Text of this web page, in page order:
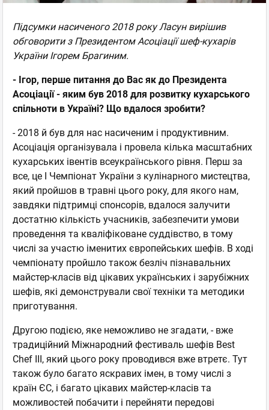
Підсумки насиченого 2018 року Ласун вирішив
обговорити з Президентом Асоціації шеф-кухарів
України Ігорем Брагиним.
- Ігор, перше питання до Вас як до Президента
Асоціації - яким був 2018 для розвитку кухарського
спільноти в Україні? Що вдалося зробити?
- 2018 й був для нас насиченим і продуктивним.
Асоціація організувала і провела кілька масштабних
кухарських івентів всеукраїнського рівня. Перш за
все, це І Чемпіонат України з кулінарного мистецтва,
який пройшов в травні цього року, для якого нам,
завдяки підтримці спонсорів, вдалося залучити
достатню кількість учасників, забезпечити умови
проведення та кваліфіковане суддівство, в тому
числі за участю іменитих європейських шефів. В ході
чемпіонату пройшло також безліч пізнавальних
майстер-класів від цікавих українських і зарубіжних
шефів, які демонстрували свої техніки та методики
приготування.
Другою подією, яке неможливо не згадати, - вже
традиційний Міжнародний фестиваль шефів Best
Chef III, який цього року проводився вже втретє. Тут
також було багато яскравих імен, в тому числі з
країн ЄС, і багато цікавих майстер-класів та
можливостей побачити і перейняти передові